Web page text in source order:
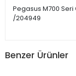
Pegasus M700 Seri
/204949
Benzer Ürünler